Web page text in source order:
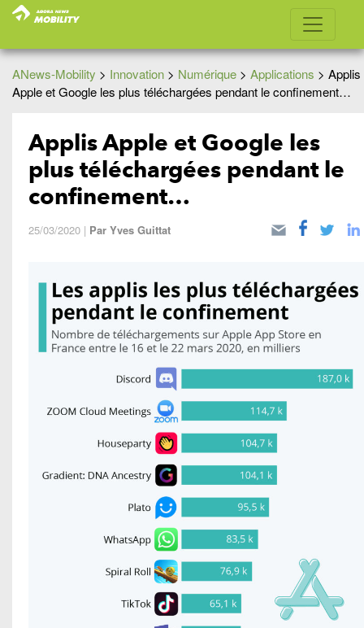
ANews-Mobility > Innovation > Numérique > Applications > Applis
Apple et Google les plus téléchargées pendant le confinement…
Applis Apple et Google les
plus téléchargées pendant le
confinement…
25/03/2020 | Par Yves Guittat